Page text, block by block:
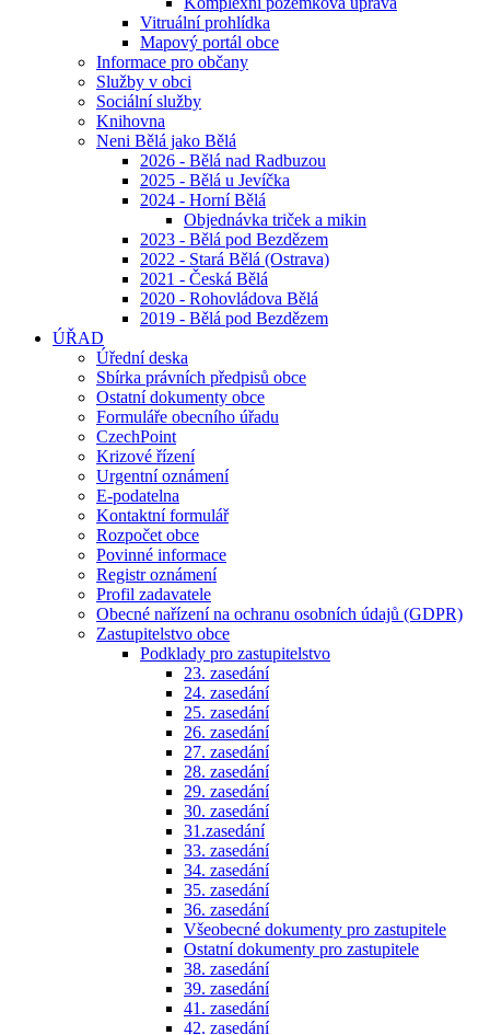
Vitruální prohlídka
Mapový portál obce
Informace pro občany
Služby v obci
Sociální služby
Knihovna
Neni Bělá jako Bělá
2026 - Bělá nad Radbuzou
2025 - Bělá u Jevíčka
2024 - Horní Bělá
Objednávka triček a mikin
2023 - Bělá pod Bezdězem
2022 - Stará Bělá (Ostrava)
2021 - Česká Bělá
2020 - Rohovládova Bělá
2019 - Bělá pod Bezdězem
ÚŘAD
Úřední deska
Sbírka právních předpisů obce
Ostatní dokumenty obce
Formuláře obecního úřadu
CzechPoint
Krizové řízení
Urgentní oznámení
E-podatelna
Kontaktní formulář
Rozpočet obce
Povinné informace
Registr oznámení
Profil zadavatele
Obecné nařízení na ochranu osobních údajů (GDPR)
Zastupitelstvo obce
Podklady pro zastupitelstvo
23. zasedání
24. zasedání
25. zasedání
26. zasedání
27. zasedání
28. zasedání
29. zasedání
30. zasedání
31.zasedání
33. zasedání
34. zasedání
35. zasedání
36. zasedání
Všeobecné dokumenty pro zastupitele
Ostatní dokumenty pro zastupitele
38. zasedání
39. zasedání
41. zasedání
42. zasedání